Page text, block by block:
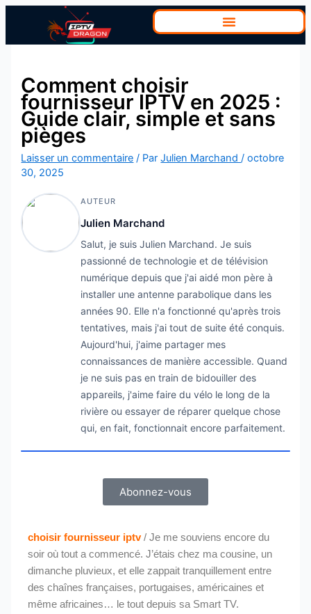
Aller
Comment choisir
fournisseur IPTV en 2025 :
Guide clair, simple et sans
pièges
Laisser un commentaire / ParJulien Marchand /octobre
30, 2025
AUTEUR
Julien Marchand
Salut, je suis Julien Marchand. Je suis
passionné de technologie et de télévision
numérique depuis que j'ai aidé mon père à
installer une antenne parabolique dans les
années 90. Elle n'a fonctionné qu'après trois
tentatives, mais j'ai tout de suite été conquis.
Aujourd'hui, j'aime partager mes
connaissances de manière accessible. Quand
je ne suis pas en train de bidouiller des
appareils, j'aime faire du vélo le long de la
rivière ou essayer de réparer quelque chose
qui, en fait, fonctionnait encore parfaitement.
Abonnez-vous
choisir fournisseur iptv/ Je me souviens encore du
soir où tout a commencé. J’étais chez ma cousine, un
dimanche pluvieux, et elle zappait tranquillement entre
des chaînes françaises, portugaises, américaines et
même africaines… le tout depuis sa Smart TV.